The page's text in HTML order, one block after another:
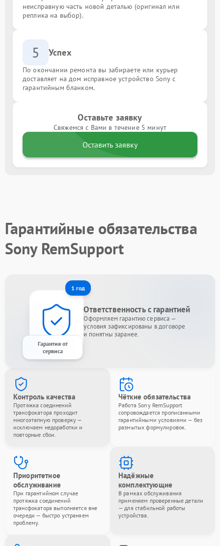
неисправную часть новой деталью (оригинал или
реплика на выбор).
5 Успех
По окончании ремонта вы забираете или курьер
доставляет на дом исправное устройство Sony с
гарантийным бланком.
Оставьте заявку
Свяжемся с Вами в течение 5 минут
Оставить заявку
Гарантийные обязательства
Sony RemSupport
1 год
Гарантия от
сервиса
Ответственность с гарантией
Оформляем гарантию сервиса —
условия зафиксированы в договоре
и понятны заранее.
Контроль качества
Протяжка соединений
трансфокатора проходит
многоэтапную проверку —
исключаем недоработки и
повторные сбои.
Чёткие обязательства
Работа Sony RemSupport
сопровождается прописанными
гарантийными условиями — без
размытых формулировок.
Приоритетное
обслуживание
При гарантийном случае
протяжка соединений
трансфокатора выполняется вне
очереди — быстро устраняем
проблему.
Надёжные
комплектующие
В рамках обслуживания
применяем проверенные детали
— для стабильной работы
устройства.